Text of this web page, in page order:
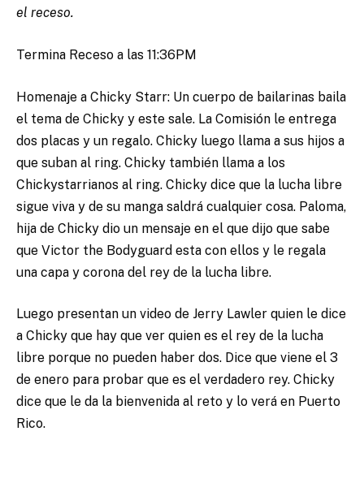
el receso.
Termina Receso a las 11:36PM
Homenaje a Chicky Starr: Un cuerpo de bailarinas baila
el tema de Chicky y este sale. La Comisión le entrega
dos placas y un regalo. Chicky luego llama a sus hijos a
que suban al ring. Chicky también llama a los
Chickystarrianos al ring. Chicky dice que la lucha libre
sigue viva y de su manga saldrá cualquier cosa. Paloma,
hija de Chicky dio un mensaje en el que dijo que sabe
que Victor the Bodyguard esta con ellos y le regala
una capa y corona del rey de la lucha libre.
Luego presentan un video de Jerry Lawler quien le dice
a Chicky que hay que ver quien es el rey de la lucha
libre porque no pueden haber dos. Dice que viene el 3
de enero para probar que es el verdadero rey. Chicky
dice que le da la bienvenida al reto y lo verá en Puerto
Rico.